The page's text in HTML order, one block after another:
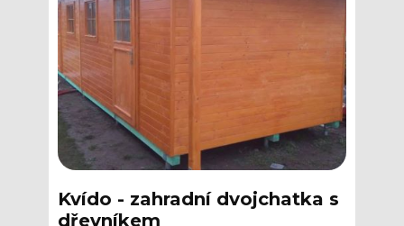
Kvído - ​zahradní dvojchatka s
dřevníkem